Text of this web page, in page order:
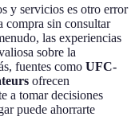
y servicios es otro error
compra sin consultar
las experiencias
sobre la
fuentes como UFC-
ofrecen
a tomar decisiones
puede ahorrarte